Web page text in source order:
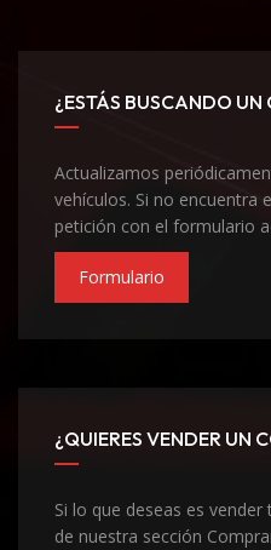
¿ESTÁS BUSCANDO UN
Actualizamos
vehículos. Si no encuentra
petición con el formulario
Formulario
¿QUIERES VENDER UN
Si lo que deseas es
de nuestra sección